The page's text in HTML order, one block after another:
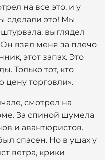
на все это, и у
сделали это! Мы
выглядел
взял меня за плечо
этот запах. Это
Только тот, кто
цену торговли».
смотрел на
За спиной шумела
и авантюристов.
спасен. Но в ушах у
ветра, крики